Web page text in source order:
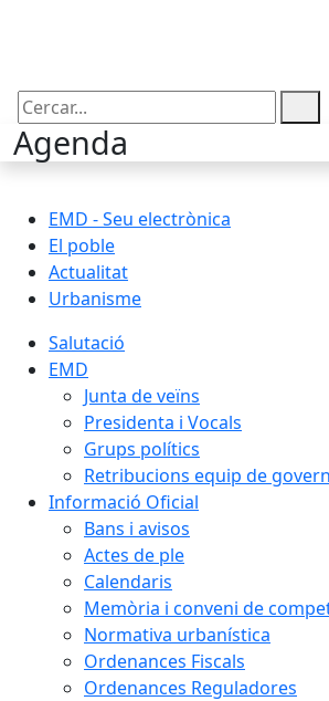
Cercar:
Agenda
EMD - Seu electrònica
El poble
Actualitat
Urbanisme
Salutació
EMD
Junta de veïns
Presidenta i Vocals
Grups polítics
Retribucions equip de govern
Informació Oficial
Bans i avisos
Actes de ple
Calendaris
Memòria i conveni de
Normativa urbanística
Ordenances Fiscals
Ordenances Reguladores